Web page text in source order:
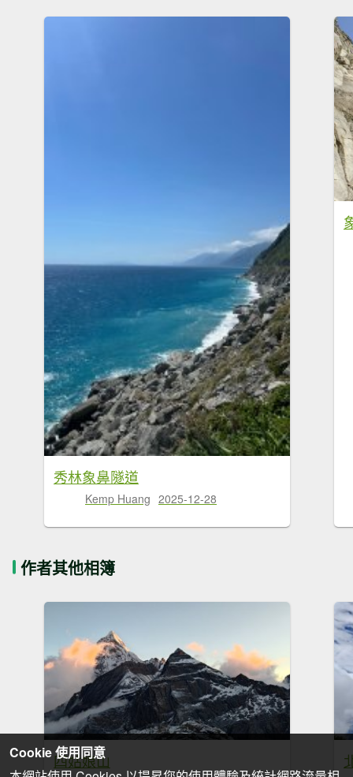
秀林象鼻隧道
Kemp Huang 2025-12-28
作者其他相簿
四姑娘山
Cookie 使用同意